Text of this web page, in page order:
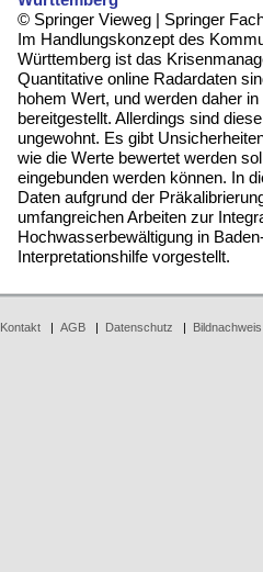
© Springer Vieweg | Springer
Im Handlungskonzept des
Württemberg ist das
Quantitative online Radardaten
hohem Wert, und werden daher
bereitgestellt. Allerdings sind
ungewohnt. Es gibt
wie die Werte bewertet werden
eingebunden werden können. In
Daten aufgrund der
umfangreichen Arbeiten zur
Hochwasserbewältigung in
Interpretationshilfe vorgestellt.
Kontakt| AGB| Datenschutz | Bildnachweis